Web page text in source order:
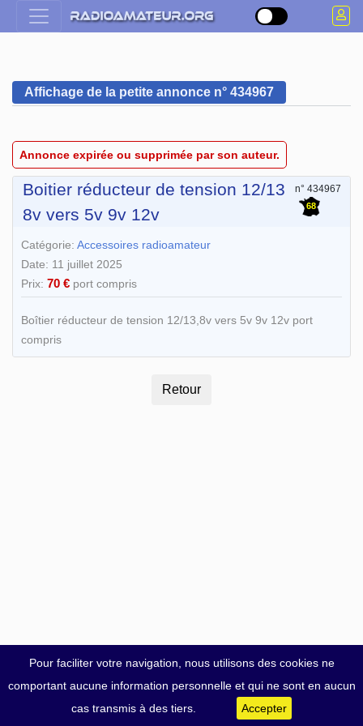
Pour faciliter votre navigation, nous utilisons des cookies ne
comportant aucune information personnelle et qui ne sont en aucun
cas transmis à des tiers.
Accepter
Affichage de la petite annonce n° 434967
Annonce expirée ou supprimée par son auteur.
Boitier réducteur de tension 12/13
8v vers 5v 9v 12v
n° 434967
68
Catégorie: Accessoires radioamateur
Date: 11 juillet 2025
Prix: 70 € port compris
Boîtier réducteur de tension 12/13,8v vers 5v 9v 12v port
compris